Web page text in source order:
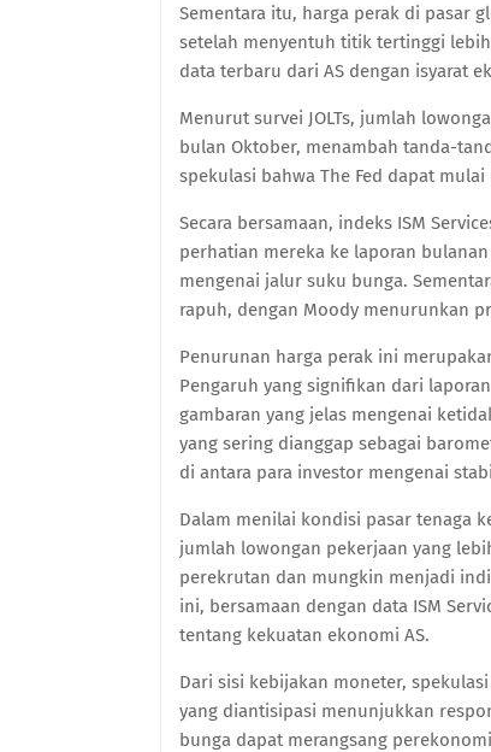
Sementara itu, harga perak di pasar
setelah menyentuh titik tertinggi
data terbaru dari AS dengan isyarat
Menurut survei JOLTs, jumlah
bulan Oktober, menambah tanda-
spekulasi bahwa The Fed dapat
Secara bersamaan, indeks ISM
perhatian mereka ke laporan
mengenai jalur suku bunga.
rapuh, dengan Moody menurunkan
Penurunan harga perak ini
Pengaruh yang signifikan dari
gambaran yang jelas mengenai
yang sering dianggap sebagai
di antara para investor mengenai
Dalam menilai kondisi pasar tenaga
jumlah lowongan pekerjaan yang
perekrutan dan mungkin menjadi
ini, bersamaan dengan data ISM
tentang kekuatan ekonomi AS.
Dari sisi kebijakan moneter,
yang diantisipasi menunjukkan
bunga dapat merangsang